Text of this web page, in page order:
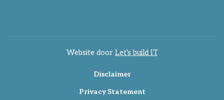
Website door Let's build IT
Disclaimer
Privacy Statement